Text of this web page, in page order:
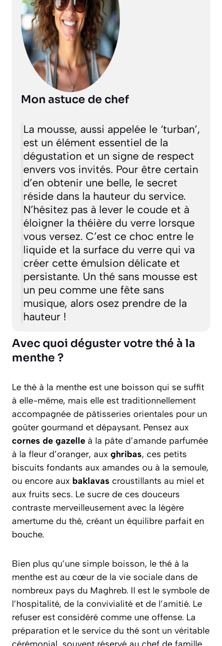
Mon astuce de chef
La mousse, aussi appelée le ‘turban’,
est un élément essentiel de la
dégustation et un signe de respect
envers vos invités. Pour être certain
d’en obtenir une belle, le secret
réside dans la hauteur du service.
N’hésitez pas à lever le coude et à
éloigner la théière du verre lorsque
vous versez. C’est ce choc entre le
liquide et la surface du verre qui va
créer cette émulsion délicate et
persistante. Un thé sans mousse est
un peu comme une fête sans
musique, alors osez prendre de la
hauteur !
Avec quoi déguster votre thé à la
menthe ?
Le thé à la menthe est une boisson qui se suffit
à elle-même, mais elle est traditionnellement
accompagnée de pâtisseries orientales pour un
goûter gourmand et dépaysant. Pensez aux
cornes de gazelle à la pâte d’amande parfumée
à la fleur d’oranger, aux ghribas, ces petits
biscuits fondants aux amandes ou à la semoule,
ou encore aux baklavas croustillants au miel et
aux fruits secs. Le sucre de ces douceurs
contraste merveilleusement avec la légère
amertume du thé, créant un équilibre parfait en
bouche.
Bien plus qu’une simple boisson, le thé à la
menthe est au cœur de la vie sociale dans de
nombreux pays du Maghreb. Il est le symbole de
l’hospitalité, de la convivialité et de l’amitié. Le
refuser est considéré comme une offense. La
préparation et le service du thé sont un véritable